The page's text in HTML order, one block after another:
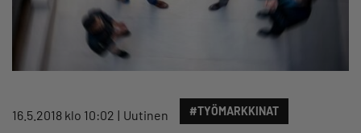
16.5.2018 klo 10:02 Uutinen #TYÖMARKKINAT